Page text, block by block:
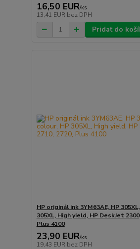
16,50 EUR/ks
13,41 EUR bez DPH
Pridať do
HP originál ink 3YM63AE, HP
305XL, High yield, HP DeskJet
Plus 4100
23,90 EUR/ks
19,43 EUR bez DPH